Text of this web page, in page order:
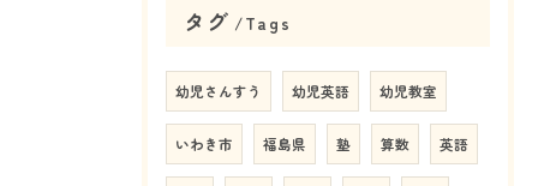
タグ Tags
幼児さんすう 幼児英語 幼児教室
いわき市 福島県 塾 算数 英語